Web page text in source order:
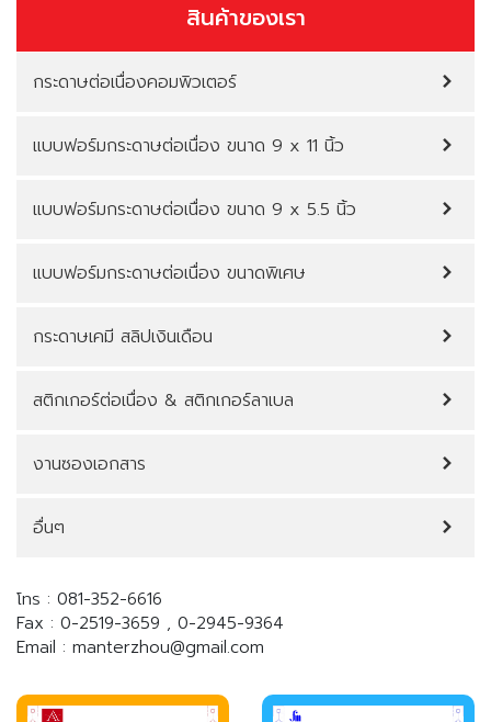
สินค้าของเรา
กระดาษต่อเนื่องคอมพิวเตอร์
แบบฟอร์มกระดาษต่อเนื่อง ขนาด 9 x 11 นิ้ว
แบบฟอร์มกระดาษต่อเนื่อง ขนาด 9 x 5.5 นิ้ว
แบบฟอร์มกระดาษต่อเนื่อง ขนาดพิเศษ
กระดาษเคมี สลิปเงินเดือน
สติกเกอร์ต่อเนื่อง & สติกเกอร์ลาเบล
งานซองเอกสาร
อื่นๆ
โทร : 081-352-6616
Fax : 0-2519-3659 , 0-2945-9364
Email : manterzhou@gmail.com